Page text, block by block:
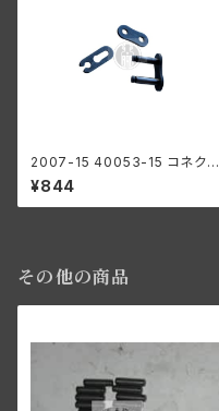
2007-15 40053-15 コネクシ
ョンリンク リアチェーン リンク
ツバキ QR Gamma ハーレーダ
ビッドソン
¥844
その他の商品